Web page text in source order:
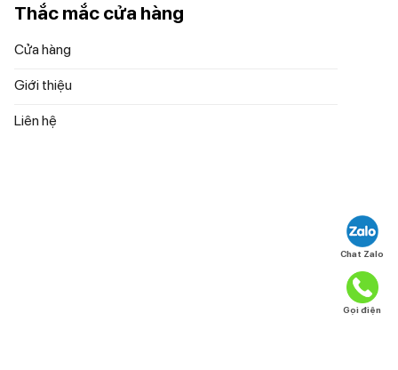
Thắc mắc cửa hàng
Cửa hàng
Giới thiệu
Liên hệ
Chat Zalo
Gọi điện